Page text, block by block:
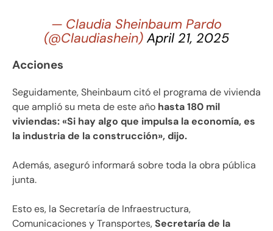
— Claudia Sheinbaum Pardo
(@Claudiashein) April 21, 2025
Acciones
Seguidamente, Sheinbaum citó el programa de vivienda
que amplió su meta de este año hasta 180 mil
viviendas: «Si hay algo que impulsa la economía, es
la industria de la construcción», dijo.
Además, aseguró informará sobre toda la obra pública
junta.
Esto es, la Secretaría de Infraestructura,
Comunicaciones y Transportes,Secretaría de la